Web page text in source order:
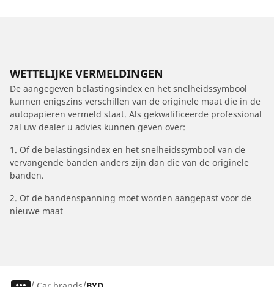
WETTELIJKE VERMELDINGEN
De aangegeven belastingsindex en het snelheidssymbool
kunnen enigszins verschillen van de originele maat die in de
autopapieren vermeld staat. Als gekwalificeerde professional
zal uw dealer u advies kunnen geven over:
1. Of de belastingsindex en het snelheidssymbool van de
vervangende banden anders zijn dan die van de originele
banden.
2. Of de bandenspanning moet worden aangepast voor de
nieuwe maat